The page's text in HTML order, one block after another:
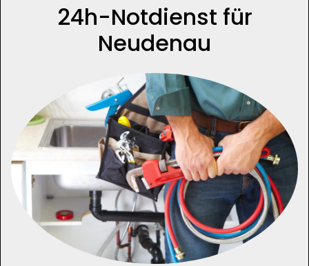
24h-Notdienst für
Neudenau